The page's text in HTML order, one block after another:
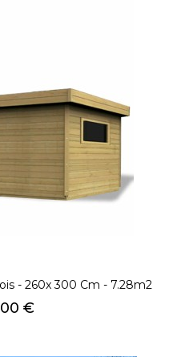
- 260x 300 Cm - 7.28m2
€